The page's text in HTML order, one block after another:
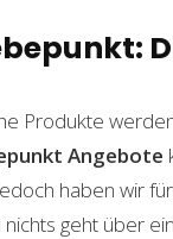
Produkte
Angebote
haben wir
nichts geht über